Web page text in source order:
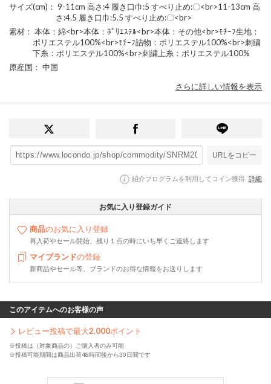
サイズ(cm) ： 9-11cm 高さ:4 履き口巾:5 すべり止め:〇<br>11-13cm 高
さ:4.5 履き口巾:5.5 すべり止め:〇<br>
素材 ： 本体：綿<br>本体：ﾎﾟﾘｴｽﾃﾙ<br>本体：その他<br>ﾓﾁｰﾌ生地：
ポリエステル100%<br>ﾓﾁｰﾌ詰物：ポリエステル100%<br>刺繍
下糸：ポリエステル100%<br>刺繍上糸：ポリエステル100%
原産国 ： 中国
さらに詳しい情報を表示
URLをコピー
紹介プログラムを利用してコイン獲得 詳細
お気に入り登録ガイド
商品のお気に入り登録
再入荷やセール開始、残り１点の時にいち早くご連絡します
マイブランドの登録
新商品やセール等、ブランドのお得な情報をお送りします
このアイテムへのお客様の声
レビュー投稿で最大2,000ポイント
※投稿は（対象商品の）ご購入者のみ可能
※投稿可能期間は商品出荷48時間後から30日間です